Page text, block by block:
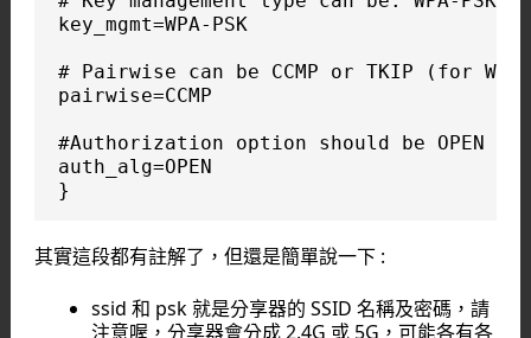
key_mgmt=WPA-PSK
# Pairwise can be CCMP or TKIP (for
pairwise=CCMP
#Authorization option should be OPEN for
auth_alg=OPEN
}
其實這段都有註解了，但還是簡單說一下 :
ssid 和 psk 就是分享器的 SSID 名稱及密碼，請
注意喔，分享器會分成 2.4G 或 5G，可能各有各